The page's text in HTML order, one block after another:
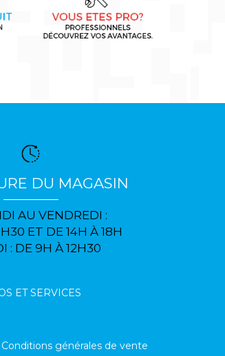
DU MAGASIN
AU VENDREDI :
ET DE 14H À 18H
: DE 9H À 12H30
ET SERVICES
Conditions générales de vente